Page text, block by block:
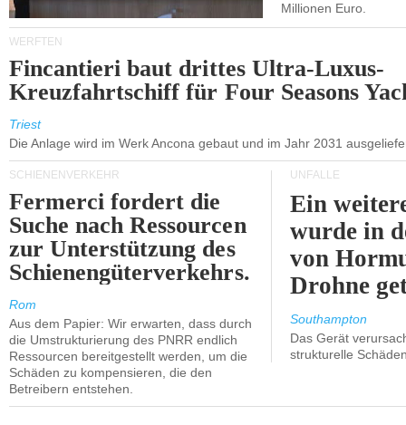
Millionen Euro.
WERFTEN
Fincantieri baut drittes Ultra-Luxus-
Kreuzfahrtschiff für Four Seasons
Triest
Die Anlage wird im Werk Ancona gebaut und im Jahr 2031
SCHIENENVERKEHR
Fermerci fordert die
Suche nach Ressourcen
zur Unterstützung des
Schienengüterverkehrs.
Rom
Aus dem Papier: Wir erwarten, dass durch
die Umstrukturierung des PNRR endlich
Ressourcen bereitgestellt werden, um die
Schäden zu kompensieren, die den
Betreibern entstehen.
UNFÄLLE
Ein
wurde in
von
Drohne
Southampton
Das Gerät
strukturelle